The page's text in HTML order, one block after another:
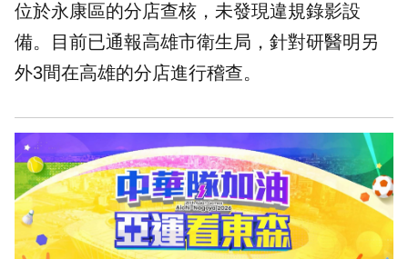
位於永康區的分店查核，未發現違規錄影設
備。目前已通報高雄市衛生局，針對研醫明另
外3間在高雄的分店進行稽查。